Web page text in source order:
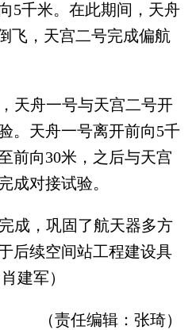
5千米。在此期间，天舟
飞，天宫二号完成偏航
天舟一号与天宫二号开
。天舟一号离开前向5千
前向30米，之后与天宫
成对接试验。
成，巩固了航天器多方
后续空间站工程建设具
建军）
（责任编辑：张琦）